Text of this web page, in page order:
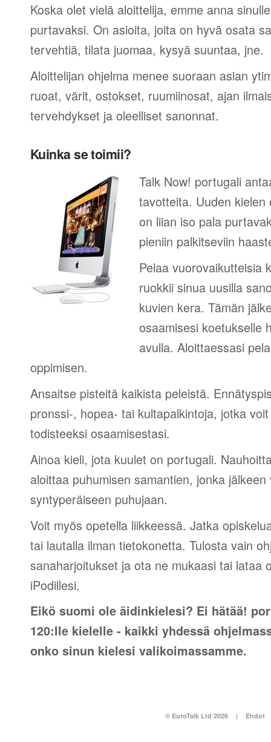
Koska olet vielä aloittelija, emme anna
purtavaksi. On asioita, joita on hyvä osata
tervehtiä, tilata juomaa, kysyä suuntaa, jne.
Aloittelijan ohjelma menee suoraan asian
ruoat, värit, ostokset, ruumiinosat, ajan
tervehdykset ja oleelliset sanonnat.
Kuinka se toimii?
Talk Now! portugali
tavotteita. Uuden
on liian iso pala
pieniin palkitseviin
Pelaa vuorovaikutteisia
ruokkii sinua uusilla
kuvien kera. Tämän
osaamisesi koetukselle
avulla. Aloittaessasi
oppimisen.
Ansaitse pisteitä kaikista peleistä.
pronssi-, hopea- tai kultapalkintoja, jotka
todisteeksi osaamisestasi.
Ainoa kieli, jota kuulet on portugali.
aloittaa puhumisen samantien, jonka
syntyperäiseen puhujaan.
Voit myös opetella liikkeessä. Jatka
tai lautalla ilman tietokonetta. Tulosta vain
sanaharjoitukset ja ota ne mukaasi tai lataa
iPodillesi.
Eikö suomi ole äidinkielesi? Ei hätää!
120:lle kielelle - kaikki yhdessä
onko sinun kielesi valikoimassamme.
© EuroTalk Ltd 2026 | Ehdot